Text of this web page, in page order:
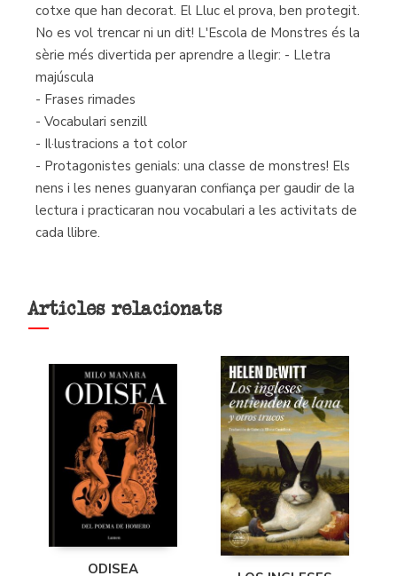
cotxe que han decorat. El Lluc el prova, ben protegit.
No es vol trencar ni un dit! L'Escola de Monstres és la
sèrie més divertida per aprendre a llegir: - Lletra
majúscula
- Frases rimades
- Vocabulari senzill
- Il·lustracions a tot color
- Protagonistes genials: una classe de monstres! Els
nens i les nenes guanyaran confiança per gaudir de la
lectura i practicaran nou vocabulari a les activitats de
cada llibre.
Articles relacionats
ODISEA